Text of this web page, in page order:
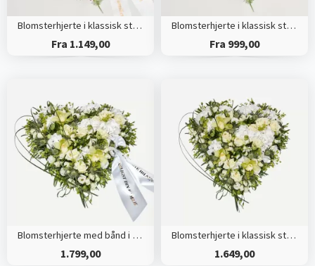
Blomsterhjerte i klassisk stil med bånd
Fra 1.149,00
Blomsterhjerte i klassisk stil - rød og hvid
Fra 999,00
Blomsterhjerte med bånd i klassisk stil - creme
1.799,00
Blomsterhjerte i klassisk stil - creme
1.649,00